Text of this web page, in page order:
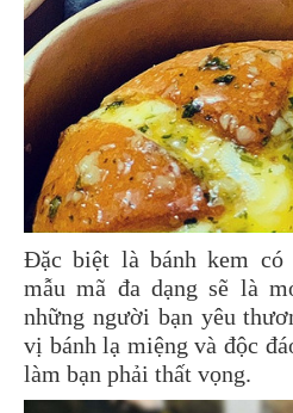
Đặc biệt là bánh kem có
mẫu mã đa dạng sẽ là
những người bạn yêu
vị bánh lạ miệng và độc
làm bạn phải thất vọng.